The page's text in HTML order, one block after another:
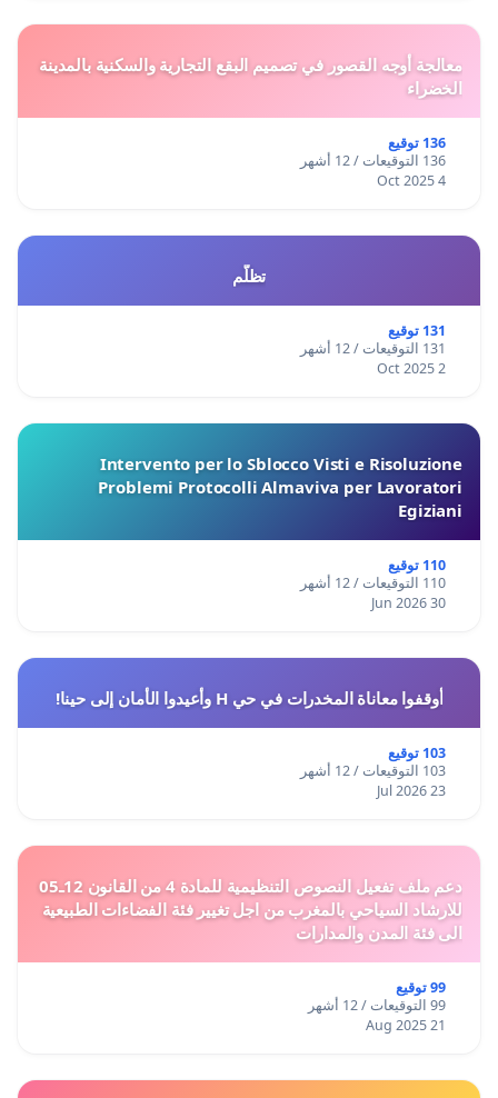
معالجة أوجه القصور في تصميم البقع التجارية والسكنية بالمدينة
الخضراء
136 توقيع
136 التوقيعات / 12 أشهر
4 Oct 2025
تظلّم
131 توقيع
131 التوقيعات / 12 أشهر
2 Oct 2025
Intervento per lo Sblocco Visti e Risoluzione
Problemi Protocolli Almaviva per Lavoratori
Egiziani
110 توقيع
110 التوقيعات / 12 أشهر
30 Jun 2026
أوقفوا معاناة المخدرات في حي H وأعيدوا الأمان إلى حينا!
103 توقيع
103 التوقيعات / 12 أشهر
23 Jul 2026
دعم ملف تفعيل النصوص التنظيمية للمادة 4 من القانون 12ـ05
للارشاد السياحي بالمغرب من اجل تغيير فئة الفضاءات الطبيعية
الى فئة المدن والمدارات
99 توقيع
99 التوقيعات / 12 أشهر
21 Aug 2025